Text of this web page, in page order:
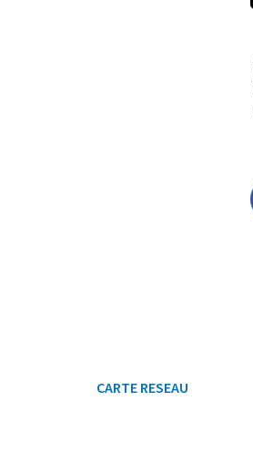
CARTE RESEAU